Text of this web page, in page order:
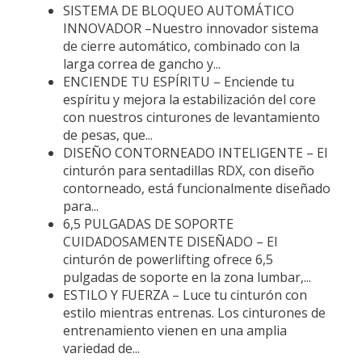
SISTEMA DE BLOQUEO AUTOMÁTICO
INNOVADOR –Nuestro innovador sistema
de cierre automático, combinado con la
larga correa de gancho y...
ENCIENDE TU ESPÍRITU – Enciende tu
espíritu y mejora la estabilización del core
con nuestros cinturones de levantamiento
de pesas, que...
DISEÑO CONTORNEADO INTELIGENTE – El
cinturón para sentadillas RDX, con diseño
contorneado, está funcionalmente diseñado
para...
6,5 PULGADAS DE SOPORTE
CUIDADOSAMENTE DISEÑADO – El
cinturón de powerlifting ofrece 6,5
pulgadas de soporte en la zona lumbar,...
ESTILO Y FUERZA – Luce tu cinturón con
estilo mientras entrenas. Los cinturones de
entrenamiento vienen en una amplia
variedad de...